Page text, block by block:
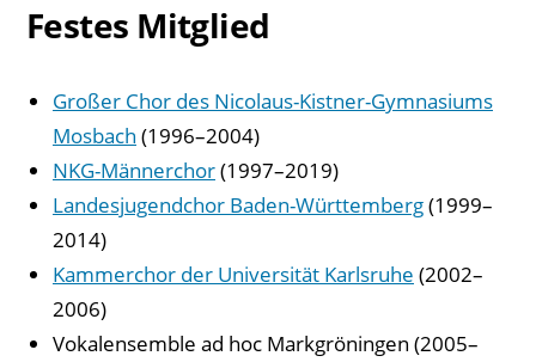
Festes Mitglied
Großer Chor des Nicolaus-Kistner-Gymnasiums
Mosbach (1996–2004)
NKG-Männerchor(1997–2019)
Landesjugendchor Baden-Württemberg(1999–
2014)
Kammerchor der Universität Karlsruhe (2002–
2006)
Vokalensemble ad hoc Markgröningen (2005–